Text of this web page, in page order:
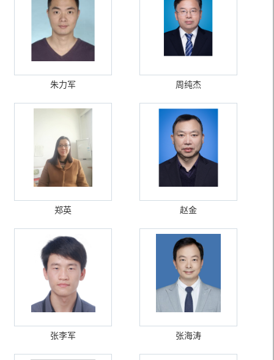
朱力军 周纯杰
郑英 赵金
张李军 张海涛